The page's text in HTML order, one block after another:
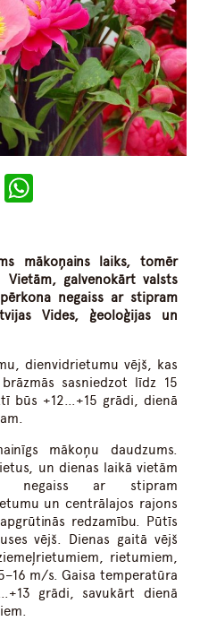
LinkedIn
mākoņains laiks, tomēr
Vietām, galvenokārt valsts
negaiss ar stipram
Vides, ģeoloģijas un
dienvidrietumu vējš, kas
sasniedzot līdz 15
būs +12…+15 grādi, dienā
mākoņu daudzums.
un dienas laikā vietām
negaiss ar stipram
un centrālajos rajons
redzamību. Pūtīs
vējš. Dienas gaitā vējš
rietumiem,
m/s. Gaisa temperatūra
grādi, savukārt dienā